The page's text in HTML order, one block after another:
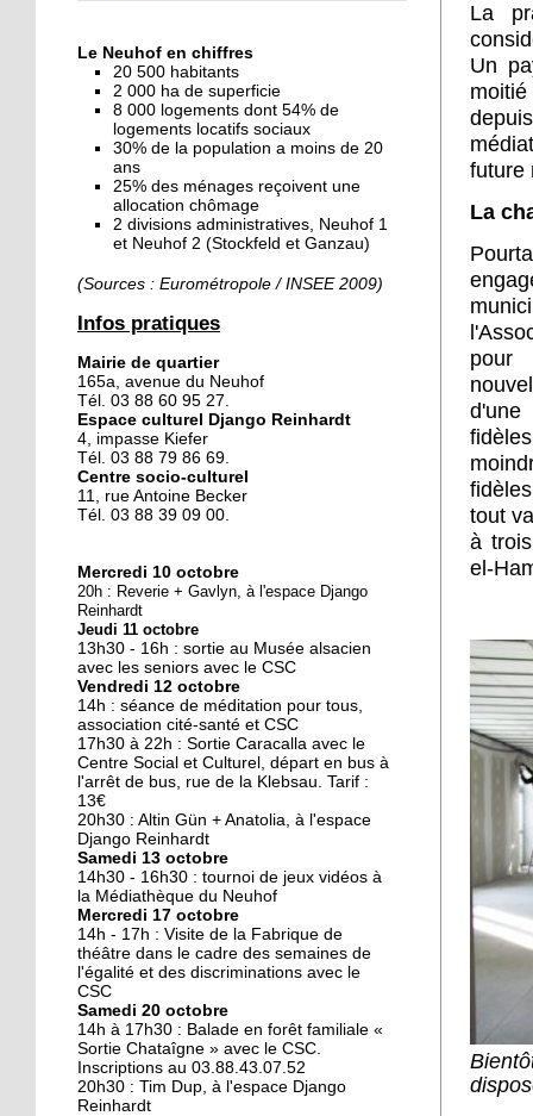
ciel ouvert »
16 octobre 2018
Un vécu de poids
15 octobre 2018
Difracto : devenir un pro
avec Django
Le vrac s'invite au Neuhof
11 octobre 2018
Les petites filles
chaussent leurs
10 octobre 2018
Nouveau look pour une
nouvelle mairie
19 octobre 2017
Face au challenge du
numérique
19 octobre 2017
La précarité tue
18 octobre 2017
Quatre décennies au
chevet du Neuhof
18 octobre 2017
Kamisa Negra : première !
Le Neuhof en chiffres
20 500 habitants
2 000 ha de superficie
8 000 logements dont 54% de
logements locatifs sociaux
30% de la population a moins de 20
ans
25% des ménages reçoivent une
allocation chômage
2 divisions administratives, Neuhof 1
et Neuhof 2 (Stockfeld et Ganzau)
(Sources : Eurométropole / INSEE 2009)
Infos pratiques
Mairie de quartier
165a, avenue du Neuhof
Tél. 03 88 60 95 27.
Espace culturel Django Reinhardt
4, impasse Kiefer
Tél. 03 88 79 86 69.
Centre socio-culturel
11, rue Antoine Becker
Tél. 03 88 39 09 00.
Mercredi 10 octobre
20h : Reverie + Gavlyn, à l'espace Django
Reinhardt
Jeudi 11 octobre
13h30 - 16h : sortie au Musée alsacien
avec les seniors avec le CSC
Vendredi 12 octobre
14h : séance de méditation pour tous,
association cité-santé et CSC
17h30 à 22h : Sortie Caracalla avec le
Centre Social et Culturel, départ en bus à
l'arrêt de bus, rue de la Klebsau. Tarif :
13€
20h30 : Altin Gün + Anatolia, à l'espace
Django Reinhardt
Samedi 13 octobre
14h30 - 16h30 : tournoi de jeux vidéos à
la Médiathèque du Neuhof
Mercredi 17 octobre
14h - 17h : Visite de la Fabrique de
théâtre dans le cadre des semaines de
l'égalité et des discriminations avec le
CSC
Samedi 20 octobre
14h à 17h30 : Balade en forêt familiale «
Sortie Chataîgne » avec le CSC.
Inscriptions au 03.88.43.07.52
20h30 : Tim Dup, à l'espace Django
Reinhardt
La
Un
future
La
pour
tout
à
el-